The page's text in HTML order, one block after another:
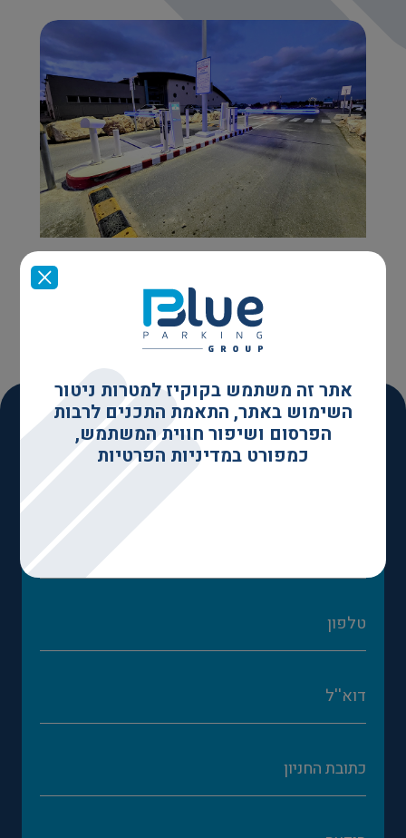
פתרונות חניה מתקדמים: הדרך למיקסום הרווחים ושיפור
השאירו כאן את פרטיכם והמומחים שלנו יחזרו
אליכם בהקדם כדי לבחון את פרטי הנכס ולהציע
פתרון מותאם אישית
אתר זה משתמש בקוקיז למטרות ניטור
השימוש באתר, התאמת התכנים לרבות
הפרסום ושיפור חווית המשתמש,
כמפורט במדיניות הפרטיות